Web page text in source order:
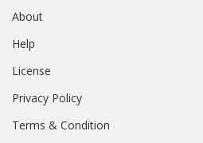
About
Help
License
Privacy Policy
Terms & Condition